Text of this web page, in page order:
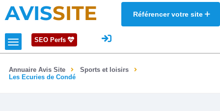
AVISSITE Référencer votre site
SEO Perfs
Annuaire Avis Site
Sports et loisirs
Les Ecuries de Condé